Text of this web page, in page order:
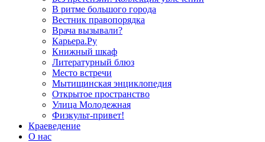
В ритме большого города
Вестник правопорядка
Врача вызывали?
Карьера.Ру
Книжный шкаф
Литературный блюз
Место встречи
Мытищинская энциклопедия
Открытое пространство
Улица Молодежная
Физкульт-привет!
Краеведение
О нас